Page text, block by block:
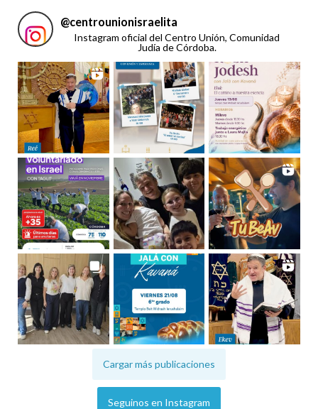
@centrounionisraelita
Instagram oficial del Centro Unión, Comunidad
Judía de Córdoba.
Cargar más publicaciones
Seguinos en Instagram